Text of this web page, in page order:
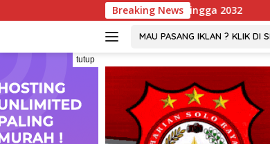
ke
Breaking News
Viral ! Wartawati 22 Tahun
MAU PASANG IKLAN ? KLIK DI
tutup